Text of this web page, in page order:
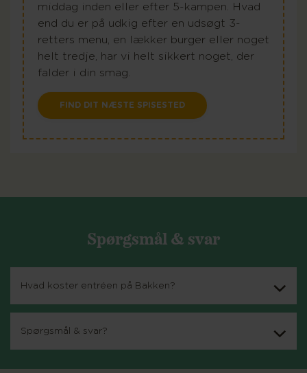
middag inden eller efter 5-kampen. Hvad
end du er på udkig efter en udsøgt 3-
retters menu, en lækker burger eller noget
helt tredje, har vi helt sikkert noget, der
falder i din smag.
FIND DIT NÆSTE SPISESTED
Spørgsmål & svar
Hvad koster entréen på Bakken?
Spørgsmål & svar?